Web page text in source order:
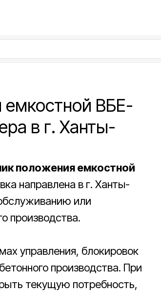
емкостной ВБЕ-
в г. Ханты-
положения емкостной
направлена в г. Ханты-
или
производства.
управления, блокировок
производства. При
текущую потребность,